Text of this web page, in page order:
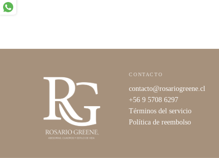
CONTACTO
contacto@rosariogreene.cl
+56 9 5708 6297
Términos del servicio
Política de reembolso